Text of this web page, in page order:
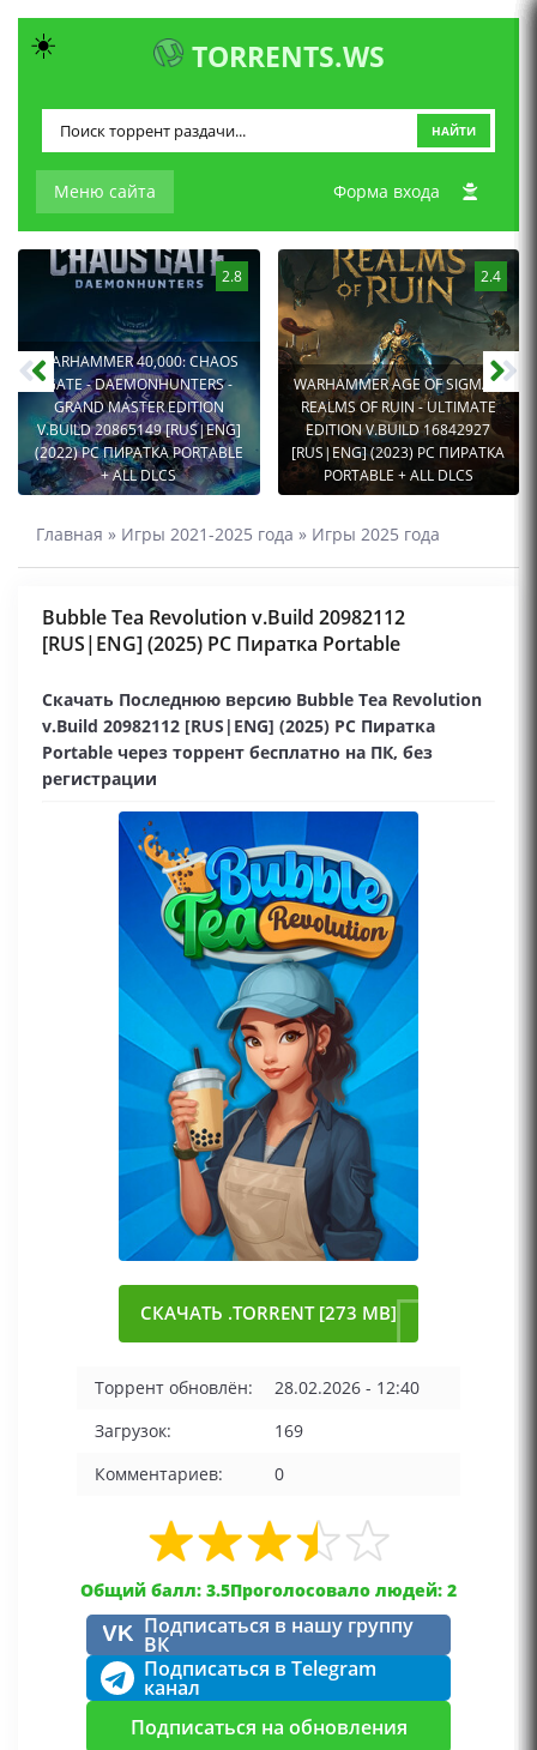
TORRENTS.WS
Меню сайта
НАЙТИ
Форма входа
2.8
WARHAMMER 40,000: CHAOS
GATE - DAEMONHUNTERS -
GRAND MASTER EDITION
V.BUILD 20865149 [RUS|ENG]
(2022) PC ПИРАТКА PORTABLE
+ ALL DLCS
2.4
WARHAMMER AGE OF SIGMAR:
REALMS OF RUIN - ULTIMATE
EDITION V.BUILD 16842927
[RUS|ENG] (2023) PC ПИРАТКА
PORTABLE + ALL DLCS
Главная » Игры 2021-2025 года » Игры 2025 года
Bubble Tea Revolution v.Build 20982112
[RUS|ENG] (2025) PC Пиратка Portable
Скачать Последнюю версию Bubble Tea Revolution
v.Build 20982112 [RUS|ENG] (2025) PC Пиратка
Portable через торрент бесплатно на ПК, без
регистрации
СКАЧАТЬ .TORRENT [273 MB]
Торрент обновлён:
28.02.2026 - 12:40
Загрузок:
169
Комментариев:
0
Общий балл: 3.5Проголосовало людей: 2
VK Подписаться в нашу группу
ВК
Подписаться в Telegram
канал
Подписаться на обновления
☀️